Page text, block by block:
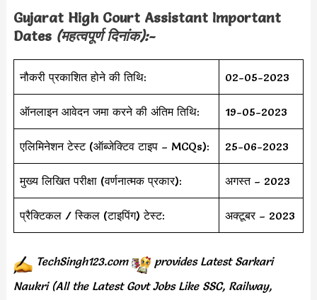
Gujarat High Court Assistant Important
Dates (महत्वपूर्ण दिनांक):-
नौकरी प्रकाशित होने की तिथि: 02-05-2023
ऑनलाइन आवेदन जमा करने की अंतिम तिथि: 19-05-2023
एलिमिनेशन टेस्ट (ऑब्जेक्टिव टाइप – MCQs): 25-06-2023
मुख्य लिखित परीक्षा (वर्णनात्मक प्रकार): अगस्त – 2023
प्रैक्टिकल / स्किल (टाइपिंग) टेस्ट: अक्टूबर – 2023
TechSingh123.com provides Latest Sarkari
Naukri (All the Latest Govt Jobs Like SSC, Railway,